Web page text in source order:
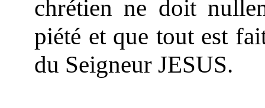
chrétien ne doit
piété et que tout est
du Seigneur JESUS.